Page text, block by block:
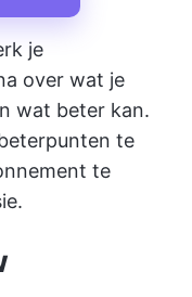
je
over wat je
wat beter kan.
te
te